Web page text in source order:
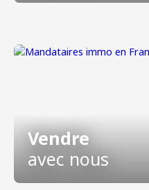
Vendre
avec nous